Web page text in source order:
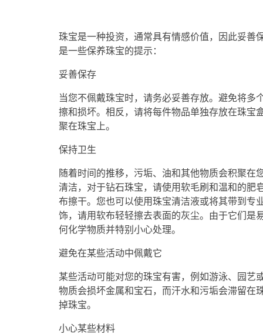
珠宝是一种投资，通常具有情感价值，因此妥善
是一些保养珠宝的提示：
妥善保存
当您不佩戴珠宝时，请务必妥善存放。避免将多
擦和损坏。相反，请将每件物品单独存放在珠宝
聚在珠宝上。
保持卫生
随着时间的推移，污垢、油和其他物质会积聚在
清洁，对于钻石珠宝，请使用软毛刷和温和的肥
布擦干。您也可以使用珠宝清洁液或将其带到专
饰，请用软布轻轻擦去表面的灰尘。由于它们是
何化学物质并特别小心处理。
避免在某些活动中佩戴它
某些活动可能对您的珠宝有害，例如游泳、园艺
物质会损坏金属和宝石，而汗水和污垢会滞留在
掉珠宝。
小心某些材料